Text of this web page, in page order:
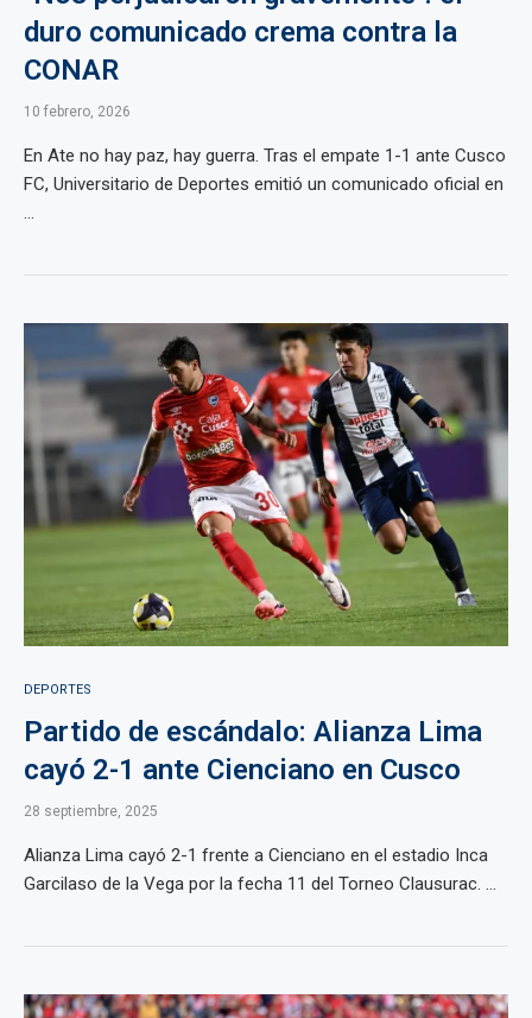
duro comunicado crema contra la
CONAR
10 febrero, 2026
En Ate no hay paz, hay guerra. Tras el empate 1-1 ante Cusco
FC, Universitario de Deportes emitió un comunicado oficial en
...
DEPORTES
Partido de escándalo: Alianza Lima
cayó 2-1 ante Cienciano en Cusco
28 septiembre, 2025
Alianza Lima cayó 2-1 frente a Cienciano en el estadio Inca
Garcilaso de la Vega por la fecha 11 del Torneo Clausurac. ...